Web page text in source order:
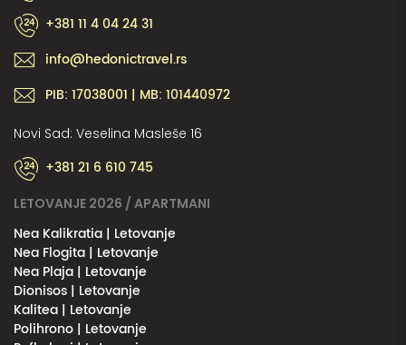
+381 11 4 04 24 31
info@hedonictravel.rs
PIB: 17038001 | MB: 101440972
Novi Sad: Veselina Masleše 16
+381 21 6 610 745
LETOVANJE 2026 / APARTMANI
Nea Kalikratia | Letovanje
Nea Flogita | Letovanje
Nea Plaja | Letovanje
Dionisos | Letovanje
Kalitea | Letovanje
Polihrono | Letovanje